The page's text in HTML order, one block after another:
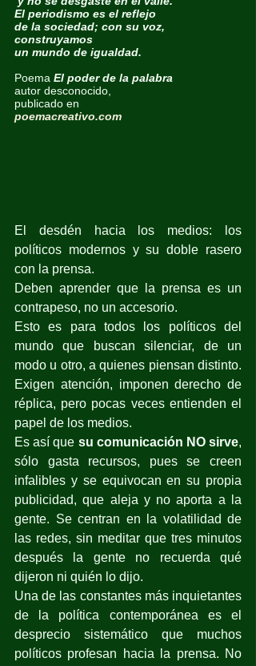
El periodismo es el reflejo
de la sociedad; con su voz,
construyamos
un mundo de igualdad.
Poema El poder de la palabra
autor desconocido,
publicado en
poemacreativo.com
El desdén hacia los medios: los
políticos modernos y su doble rasero
con la prensa.
Deben aprender que la prensa es un
contrapeso, no un accesorio.
Esto es para todos los políticos del
mundo que buscan silenciar, de un
modo u otro, a quienes piensan distinto.
Exigen atención, imponen derecho de
réplica, pero pocas veces entienden el
papel de los medios.
Es así que su comunicación NO sirve,
sólo gasta recursos, pues se creen
infalibles y se equivocan en su propia
publicidad, que aleja y no aporta a la
gente. Se centran en la volatilidad de
las redes, sin meditar que tres minutos
después la gente no recuerda qué
dijeron ni quién lo dijo.
Una de las constantes más inquietantes
de la política contemporánea es el
desprecio sistemático que muchos
políticos profesan hacia la prensa. No